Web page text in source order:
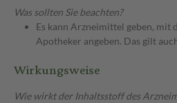
Was sollten Sie beachten?
Es kann Arzneimittel geben, mit
Apotheker angeben. Das gilt
Wirkungsweise
Wie wirkt der Inhaltsstoff des